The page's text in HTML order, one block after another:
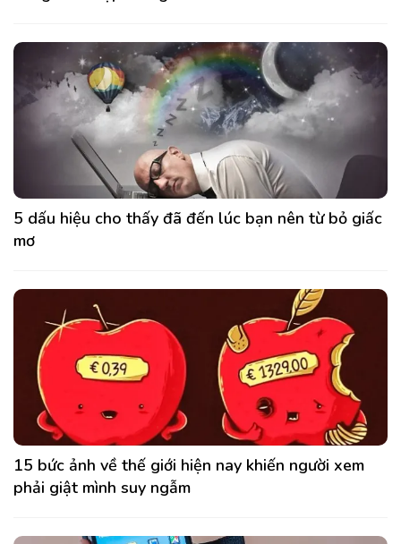
5 dấu hiệu cho thấy đã đến lúc bạn nên từ bỏ giấc
mơ
15 bức ảnh về thế giới hiện nay khiến người xem
phải giật mình suy ngẫm